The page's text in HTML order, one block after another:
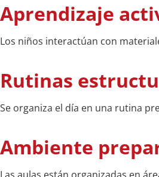
Aprendizaje
Los niños interactúan con
Rutinas
Se organiza el día en una rutina
Ambiente